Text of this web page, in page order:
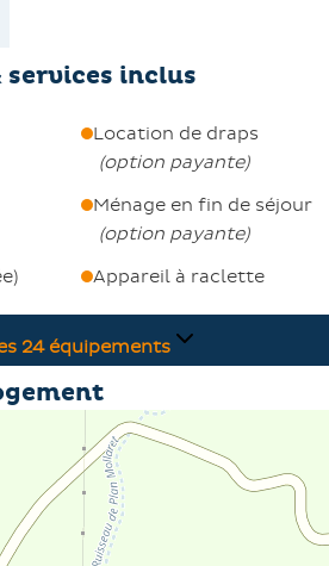
été !
services inclus
Location de draps
(option payante)
Ménage en fin de séjour
(option payante)
Appareil à raclette
24 équipements